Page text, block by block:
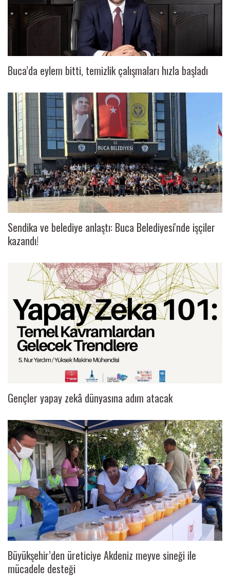
Buca’da eylem bitti, temizlik çalışmaları hızla başladı
Sendika ve belediye anlaştı: Buca Belediyesi'nde işçiler
kazandı!
Gençler yapay zekâ dünyasına adım atacak
Büyükşehir’den üreticiye Akdeniz meyve sineği ile
mücadele desteği